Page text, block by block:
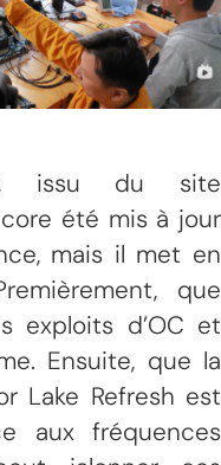
issu du site
été mis à jour
mais il met en
que
exploits d’OC et
Ensuite, que la
Lake Refresh est
aux fréquences